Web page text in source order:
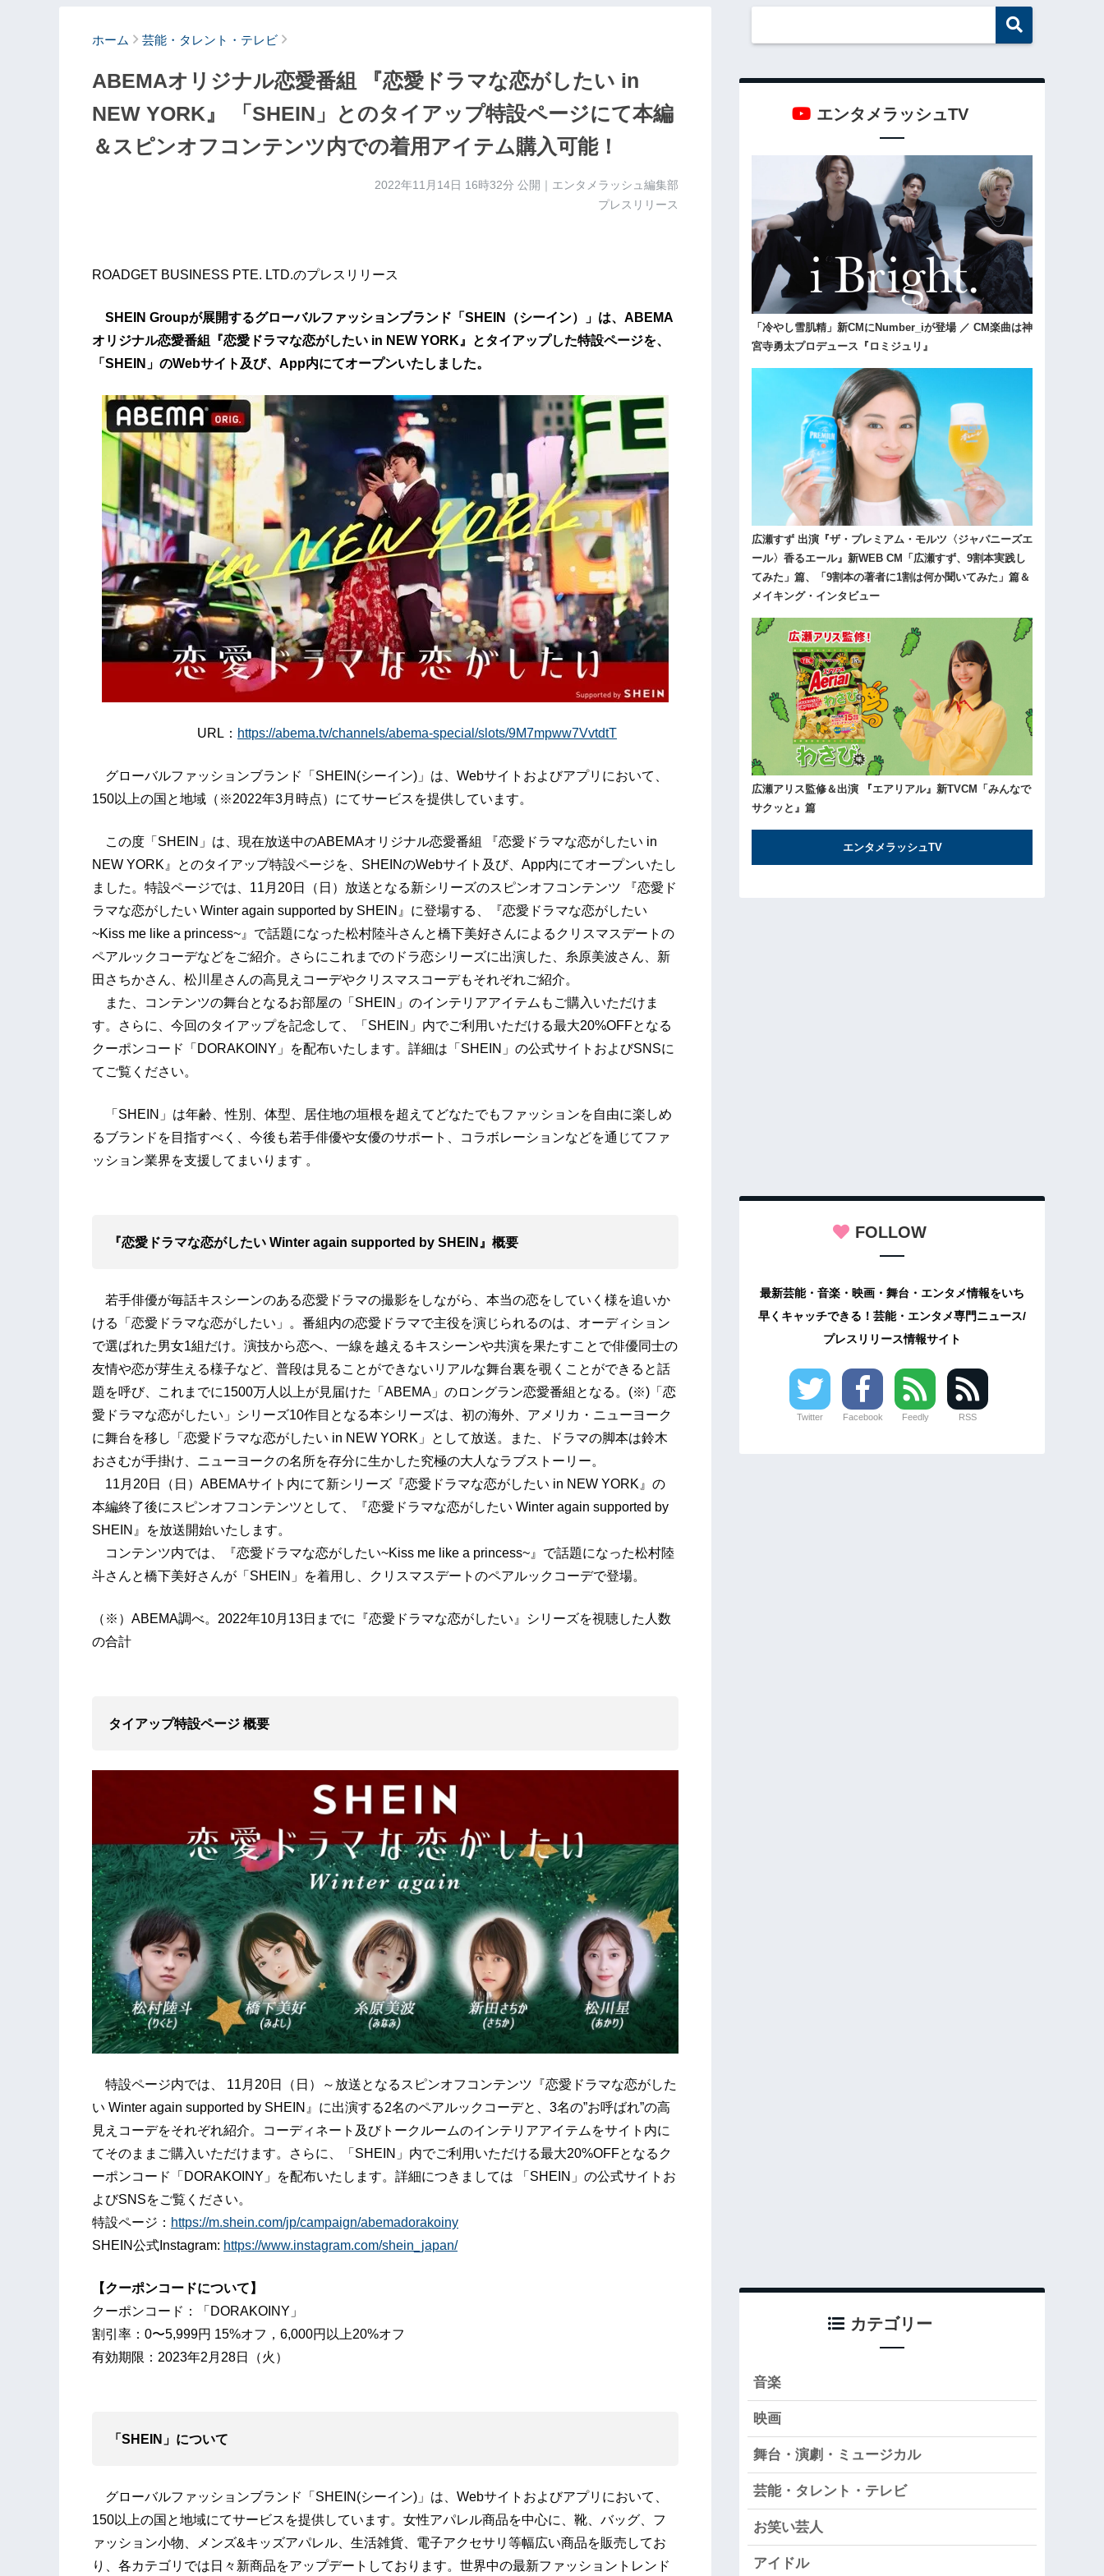
ホーム 芸能・タレント・テレビ
ABEMAオリジナル恋愛番組 『恋愛ドラマな恋がしたい in
NEW YORK』 「SHEIN」とのタイアップ特設ページにて本編
＆スピンオフコンテンツ内での着用アイテム購入可能！
2022年11月14日 16時32分 公開｜エンタメラッシュ編集部
プレスリリース
ROADGET BUSINESS PTE. LTD.のプレスリリース
SHEIN Groupが展開するグローバルファッションブランド「SHEIN（シーイン）」は、ABEMA
オリジナル恋愛番組『恋愛ドラマな恋がしたい in NEW YORK』とタイアップした特設ページを、
「SHEIN」のWebサイト及び、App内にてオープンいたしました。
URL： https://abema.tv/channels/abema-special/slots/9M7mpww7VvtdtT
グローバルファッションブランド「SHEIN(シーイン)」は、Webサイトおよびアプリにおいて、
150以上の国と地域（※2022年3月時点）にてサービスを提供しています。
この度「SHEIN」は、現在放送中のABEMAオリジナル恋愛番組 『恋愛ドラマな恋がしたい in
NEW YORK』とのタイアップ特設ページを、SHEINのWebサイト及び、App内にてオープンいたし
ました。特設ページでは、11月20日（日）放送となる新シリーズのスピンオフコンテンツ 『恋愛ド
ラマな恋がしたい Winter again supported by SHEIN』に登場する、『恋愛ドラマな恋がしたい
~Kiss me like a princess~』で話題になった松村陸斗さんと橋下美好さんによるクリスマスデートの
ペアルックコーデなどをご紹介。さらにこれまでのドラ恋シリーズに出演した、糸原美波さん、新
田さちかさん、松川星さんの高見えコーデやクリスマスコーデもそれぞれご紹介。
また、コンテンツの舞台となるお部屋の「SHEIN」のインテリアアイテムもご購入いただけま
す。さらに、今回のタイアップを記念して、「SHEIN」内でご利用いただける最⼤20%OFFとなる
クーポンコード「DORAKOINY」を配布いたします。詳細は「SHEIN」の公式サイトおよびSNSに
てご覧ください。
「SHEIN」は年齢、性別、体型、居住地の垣根を超えてどなたでもファッションを自由に楽しめ
るブランドを目指すべく、今後も若手俳優や女優のサポート、コラボレーションなどを通じてファ
ッション業界を支援してまいります 。
『恋愛ドラマな恋がしたい Winter again supported by SHEIN』概要
若手俳優が毎話キスシーンのある恋愛ドラマの撮影をしながら、本当の恋をしていく様を追いか
ける「恋愛ドラマな恋がしたい」。番組内の恋愛ドラマで主役を演じられるのは、オーディション
で選ばれた男女1組だけ。演技から恋へ、一線を越えるキスシーンや共演を果たすことで俳優同士の
友情や恋が芽生える様子など、普段は見ることができないリアルな舞台裏を覗くことができると話
題を呼び、これまでに1500万人以上が見届けた「ABEMA」のロングラン恋愛番組となる。(※)「恋
愛ドラマな恋がしたい」シリーズ10作目となる本シリーズは、初の海外、アメリカ・ニューヨーク
に舞台を移し「恋愛ドラマな恋がしたい in NEW YORK」として放送。また、ドラマの脚本は鈴木
おさむが手掛け、ニューヨークの名所を存分に生かした究極の大人なラブストーリー。
11月20日（日）ABEMAサイト内にて新シリーズ『恋愛ドラマな恋がしたい in NEW YORK』の
本編終了後にスピンオフコンテンツとして、『恋愛ドラマな恋がしたい Winter again supported by
SHEIN』を放送開始いたします。
コンテンツ内では、『恋愛ドラマな恋がしたい~Kiss me like a princess~』で話題になった松村陸
斗さんと橋下美好さんが「SHEIN」を着用し、クリスマスデートのペアルックコーデで登場。
（※）ABEMA調べ。2022年10月13日までに『恋愛ドラマな恋がしたい』シリーズを視聴した人数
の合計
タイアップ特設ページ 概要
特設ページ内では、 11月20日（日）～放送となるスピンオフコンテンツ『恋愛ドラマな恋がした
い Winter again supported by SHEIN』に出演する2名のペアルックコーデと、3名の”お呼ばれ”の高
見えコーデをそれぞれ紹介。コーディネート及びトークルームのインテリアアイテムをサイト内に
てそのままご購入いただけます。さらに、「SHEIN」内でご利用いただける最⼤20%OFFとなるク
ーポンコード「DORAKOINY」を配布いたします。詳細につきましては 「SHEIN」の公式サイトお
よびSNSをご覧ください。
特設ページ： https://m.shein.com/jp/campaign/abemadorakoiny
SHEIN公式Instagram: https://www.instagram.com/shein_japan/
【クーポンコードについて】
クーポンコード：「DORAKOINY」
割引率：0〜5,999円 15%オフ，6,000円以上20%オフ
有効期限：2023年2月28日（火）
「SHEIN」について
グローバルファッションブランド「SHEIN(シーイン)」は、Webサイトおよびアプリにおいて、
150以上の国と地域にてサービスを提供しています。女性アパレル商品を中心に、靴、バッグ、フ
ァッション小物、メンズ&キッズアパレル、生活雑貨、電子アクセサリ等幅広い商品を販売してお
り、各カテゴリでは日々新商品をアップデートしております。世界中の最新ファッショントレンド
エンタメラッシュTV
「冷やし雪肌精」新CMにNumber_iが登場 ／ CM楽曲は神
宮寺勇太プロデュース『ロミジュリ』
広瀬すず 出演『ザ・プレミアム・モルツ〈ジャパニーズエ
ール〉香るエール』新WEB CM「広瀬すず、9割本実践し
てみた」篇、「9割本の著者に1割は何か聞いてみた」篇＆
メイキング・インタビュー
広瀬アリス監修＆出演 『エアリアル』新TVCM「みんなで
サクッと』篇
エンタメラッシュTV
FOLLOW
最新芸能・音楽・映画・舞台・エンタメ情報をいち
早くキャッチできる！芸能・エンタメ専門ニュース/
プレスリリース情報サイト
Twitter Facebook Feedly RSS
カテゴリー
音楽
映画
舞台・演劇・ミュージカル
芸能・タレント・テレビ
お笑い芸人
アイドル